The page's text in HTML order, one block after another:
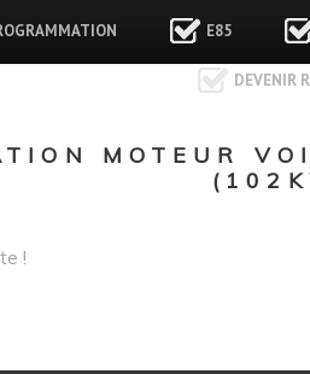
E85
DEVENIR
MOTEUR
!